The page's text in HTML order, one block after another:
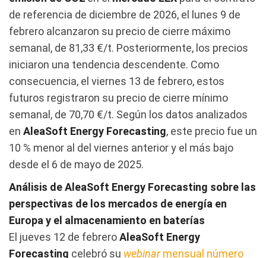
de referencia de diciembre de 2026, el lunes 9 de
febrero alcanzaron su precio de cierre máximo
semanal, de 81,33 €/t. Posteriormente, los precios
iniciaron una tendencia descendente. Como
consecuencia, el viernes 13 de febrero, estos
futuros registraron su precio de cierre mínimo
semanal, de 70,70 €/t. Según los datos analizados
en AleaSoft Energy Forecasting, este precio fue un
10 % menor al del viernes anterior y el más bajo
desde el 6 de mayo de 2025.
Análisis de AleaSoft Energy Forecasting sobre las
perspectivas de los mercados de energía en
Europa y el almacenamiento en baterías
El jueves 12 de febreroAleaSoft Energy
Forecasting celebró su webinarmensual número